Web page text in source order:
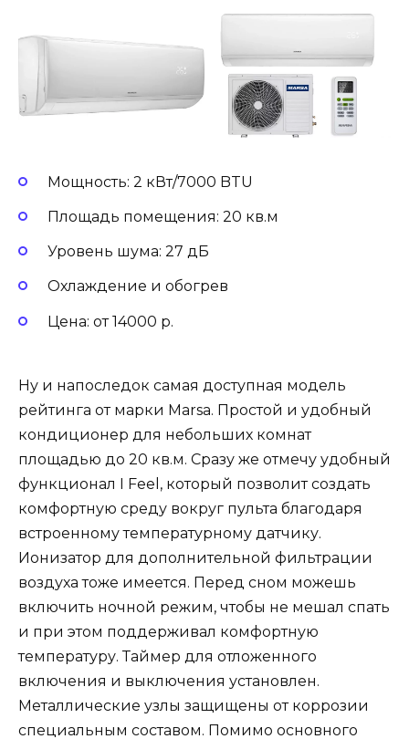
Мощность: 2 кВт/7000 BTU
Площадь помещения: 20 кв.м
Уровень шума: 27 дБ
Охлаждение и обогрев
Цена: от 14000 р.
Ну и напоследок самая доступная модель
рейтинга от марки Marsa. Простой и удобный
кондиционер для небольших комнат
площадью до 20 кв.м. Сразу же отмечу удобный
функционал I Feel, который позволит создать
комфортную среду вокруг пульта благодаря
встроенному температурному датчику.
Ионизатор для дополнительной фильтрации
воздуха тоже имеется. Перед сном можешь
включить ночной режим, чтобы не мешал спать
и при этом поддерживал комфортную
температуру. Таймер для отложенного
включения и выключения установлен.
Металлические узлы защищены от коррозии
специальным составом. Помимо основного